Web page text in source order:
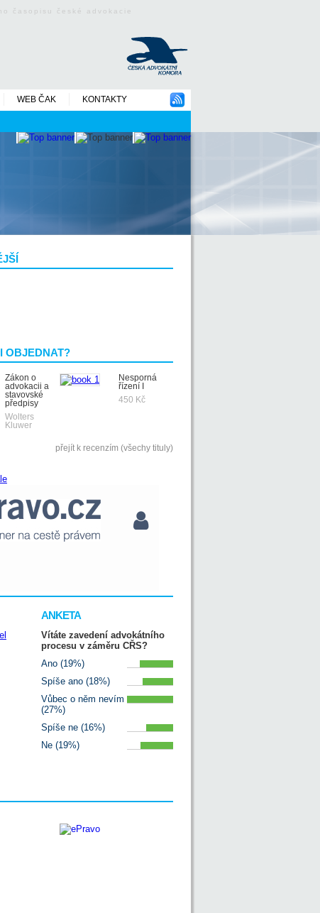
časopisu české advokacie
WEB ČAK KONTAKTY
OBJEDNAT?
Zákon o
advokacii a
stavovské
předpisy
Wolters
Kluwer
Nesporná
řízení I
450 Kč
přejít k recenzím (všechy tituly)
ANKETA
Vítáte zavedení advokátního
procesu v záměru CŘS?
Ano (19%)
Spíše ano (18%)
Vůbec o něm nevím
(27%)
Spíše ne (16%)
Ne (19%)